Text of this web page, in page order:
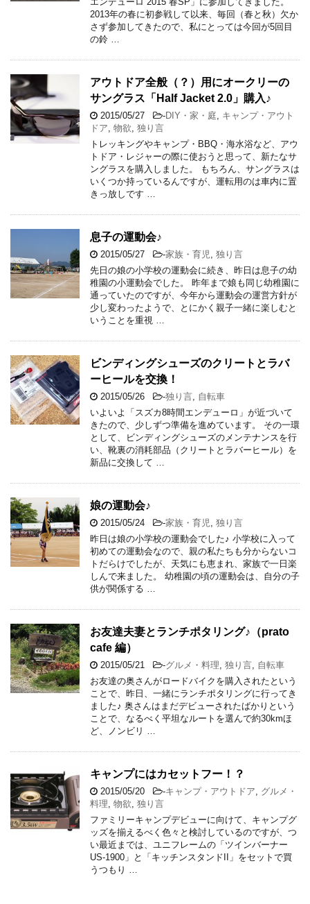
2013年の春に初参戦して以来、毎回（春と秋）欠か
さず参加してきたので、私にとっては今回が5回目
の鈴 …
アウトドア全般（？）用にオークリーの
サングラス「Half Jacket 2.0」購入♪
2015/05/27 -DIY・家・庭
キャンプ・アウト
ドア 物欲 独り言
トレッキングやキャンプ・BBQ・海水浴など、アウ
トドア・レジャーの際に使おうと思って、新たなサ
ングラスを購入しました。 もちろん、サングラスは
いくつか持っているんですが、運転用のは車内に置
きっ放しです …
息子の運動会♪
2015/05/27 -家族・育児
独り言
先日の娘の小学校の運動会に続き、昨日は息子の幼
稚園の小運動会でした。 昨年まで娘も同じ幼稚園に
通っていたのですが、今年から運動会の運営方針が
少し変わったようで、とにかく親子一緒に楽しむと
いうことを重視 …
ビンディングシューズのクリートとラバ
ーヒールを交換！
2015/05/26 -独り言 自転車
いよいよ「スズカ8時間エンデューロ」が近づいて
きたので、少しずつ準備を進めています。 その一環
として、ビンディングシューズのメンテナンスを行
い、靴裏の消耗部品（クリートとラバーヒール）を
新品に交換して …
娘の運動会♪
2015/05/24 -家族・育児
独り言
昨日は娘の小学校の運動会でした♪ 小学校に入って
初めての運動会なので、親の私たちも分からないコ
トだらけでしたが、天気にも恵まれ、家族で一日楽
しんで来ました。 幼稚園の頃の運動会は、自分の子
供が関係する …
お友達夫妻とランチポタリング♪（prato
cafe 編）
2015/05/21 -グルメ・料理 独り言 自転車
お友達の奥さんがロードバイクを購入されたという
ことで、昨日、一緒にランチポタリングに行ってき
ました♪ 奥さんはまだデビューされたばかりという
ことで、なるべく平坦なルートを選んで約30kmほ
ど、ノンビリ …
キャンプにはカセットフー！？
2015/05/20 -キャンプ・アウトドア
グルメ・
料理 物欲 独り言
ファミリーキャンプデビューに向けて、キャンプグ
ッズを揃えるべく色々と検討しているのですが、つ
い最近までは、ユニフレームの「ツインバーナー
US-1900」と「キッチンスタンドII」をセットで買
うつもり …